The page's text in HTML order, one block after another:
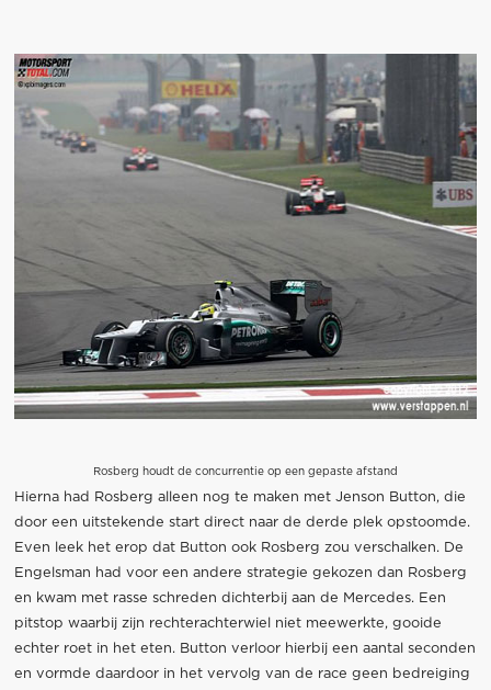
Rosberg houdt de concurrentie op een gepaste afstand
Hierna had Rosberg alleen nog te maken met Jenson Button, die
door een uitstekende start direct naar de derde plek opstoomde.
Even leek het erop dat Button ook Rosberg zou verschalken. De
Engelsman had voor een andere strategie gekozen dan Rosberg
en kwam met rasse schreden dichterbij aan de Mercedes. Een
pitstop waarbij zijn rechterachterwiel niet meewerkte, gooide
echter roet in het eten. Button verloor hierbij een aantal seconden
en vormde daardoor in het vervolg van de race geen bedreiging